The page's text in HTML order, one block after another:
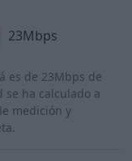
23Mbps
es de 23Mbps de
se ha calculado a
medición y